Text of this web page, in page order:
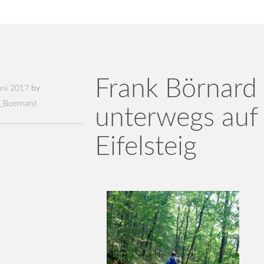
2017 by
Frank Börnard
unterwegs auf
Eifelsteig